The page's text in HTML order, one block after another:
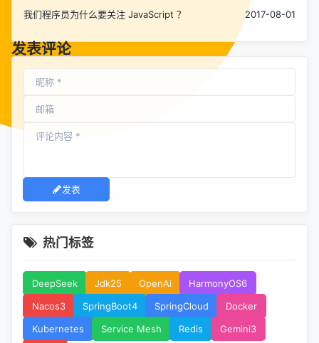
我们程序员为什么要关注 JavaScript ？ 2017-08-01
发表评论
发表
热门标签
DeepSeek Jdk25 OpenAi
HarmonyOS6
Nacos3
SpringBoot4 SpringCloud
Docker
Kubernetes
Service Mesh Redis Gemini3